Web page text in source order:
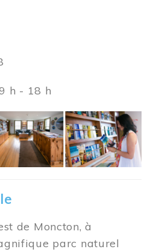
h - 18 h
de Moncton, à
parc naturel